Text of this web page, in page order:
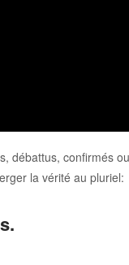
débattus, confirmés
la vérité au pluriel: